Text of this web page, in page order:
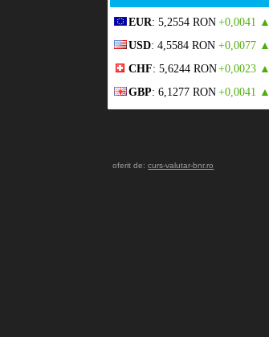
EUR: 5,2554 RON +0,0041 ▲
USD: 4,5584 RON +0,0077 ▲
CHF: 5,6244 RON+0,0023 ▲
GBP: 6,1277 RON +0,0041 ▲
oferit de:curs-valutar-bnr.ro